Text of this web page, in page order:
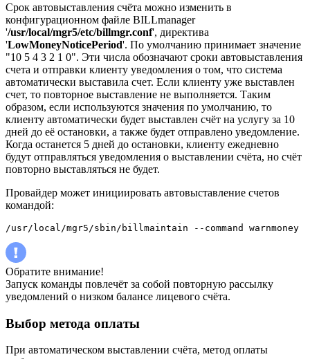
Срок автовыставления счёта можно изменить в
конфигурационном файле BILLmanager
'/usr/local/mgr5/etc/billmgr.conf', директива
'LowMoneyNoticePeriod'. По умолчанию принимает значение
"10 5 4 3 2 1 0". Эти числа обозначают сроки автовыставления
счета и отправки клиенту уведомления о том, что система
автоматически выставила счет. Если клиенту уже выставлен
счет, то повторное выставление не выполняется. Таким
образом, если используются значения по умолчанию, то
клиенту автоматически будет выставлен счёт на услугу за 10
дней до её остановки, а также будет отправлено уведомление.
Когда останется 5 дней до остановки, клиенту ежедневно
будут отправляться уведомления о выставлении счёта, но счёт
повторно выставляться не будет.
Провайдер может инициировать автовыставление счетов
командой:
/usr/local/mgr5/sbin/billmaintain --command warnmoney
Обратите внимание!
Запуск команды повлечёт за собой повторную рассылку
уведомлений о низком балансе лицевого счёта.
Выбор метода оплаты
При автоматическом выставлении счёта, метод оплаты